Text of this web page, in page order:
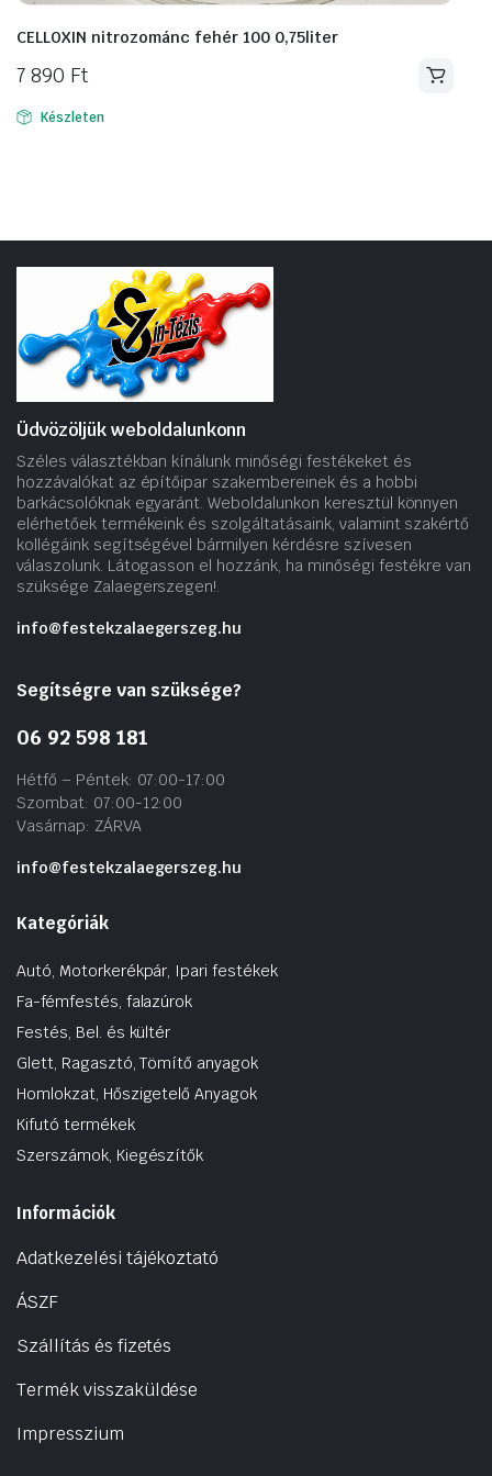
CELLOXIN nitrozománc fehér 100 0,75liter
7 890 Ft
Készleten
Üdvözöljük weboldalunkonn
Széles választékban kínálunk minőségi festékeket és
hozzávalókat az építőipar szakembereinek és a hobbi
barkácsolóknak egyaránt. Weboldalunkon keresztül könnyen
elérhetőek termékeink és szolgáltatásaink, valamint szakértő
kollégáink segítségével bármilyen kérdésre szívesen
válaszolunk. Látogasson el hozzánk, ha minőségi festékre van
szüksége Zalaegerszegen!.
info@festekzalaegerszeg.hu
Segítségre van szüksége?
06 92 598 181
Hétfő – Péntek: 07:00-17:00
Szombat: 07:00-12:00
Vasárnap: ZÁRVA
info@festekzalaegerszeg.hu
Kategóriák
Autó, Motorkerékpár, Ipari festékek
Fa-fémfestés, falazúrok
Festés, Bel. és kültér
Glett, Ragasztó, Tömítő anyagok
Homlokzat, Hőszigetelő Anyagok
Kifutó termékek
Szerszámok, Kiegészítők
Információk
Adatkezelési tájékoztató
ÁSZF
Szállítás és fizetés
Termék visszaküldése
Impresszium